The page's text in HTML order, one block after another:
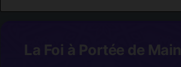
La Foi à Portée de Main